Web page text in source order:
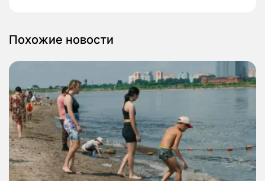
Похожие новости